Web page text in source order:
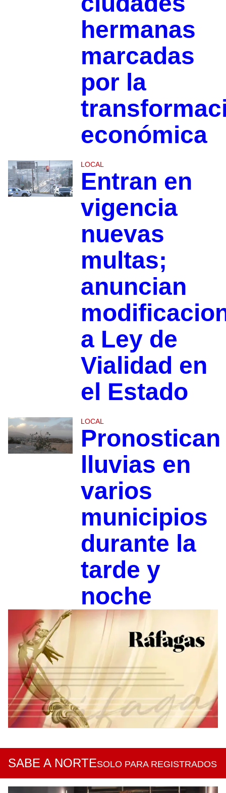
hermanas
marcadas
por la
económica
LOCAL
Entran en
vigencia
nuevas
multas;
anuncian
a Ley de
Vialidad en
el Estado
LOCAL
Pronostican
lluvias en
varios
municipios
durante la
tarde y
noche
SABE A NORTESOLO PARA REGISTRADOS